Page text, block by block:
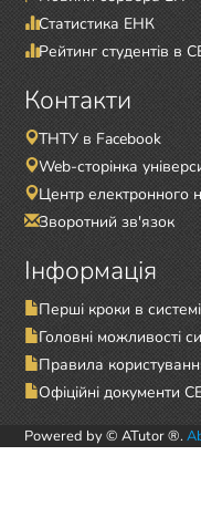
Статистика ЕНК
Рейтинг студентів в
Контакти
ТНТУ в Facebook
Web-сторінка
Центр електронного
Зворотний зв'язок
Інформація
Перші кроки в
Головні можливості
Правила
Офіційні документи
Powered by © ATutor ®.